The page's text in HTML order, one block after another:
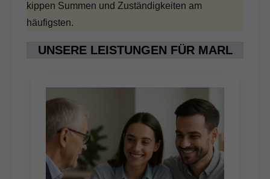
kippen Summen und Zuständigkeiten am
häufigsten.
UNSERE LEISTUNGEN FÜR MARL